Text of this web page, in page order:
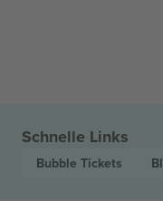
Schnelle Links
Bubble Tickets